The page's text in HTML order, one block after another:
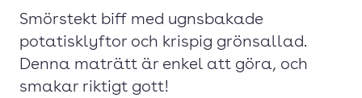
Smörstekt biff med ugnsbakade
potatisklyftor och krispig grönsallad.
Denna maträtt är enkel att göra, och
smakar riktigt gott!